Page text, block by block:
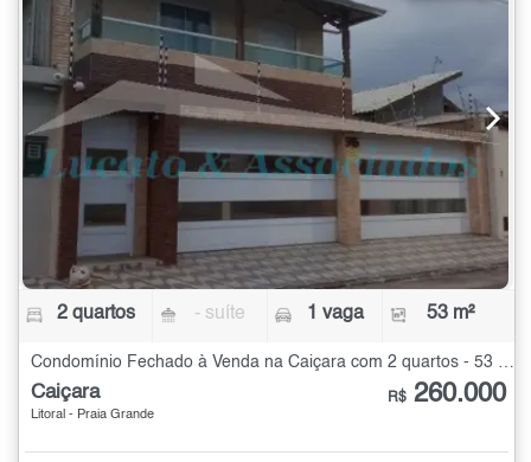
2 quartos - suíte 1 vaga 53 m²
Caiçara
Litoral - Praia Grande
R$ 260.000